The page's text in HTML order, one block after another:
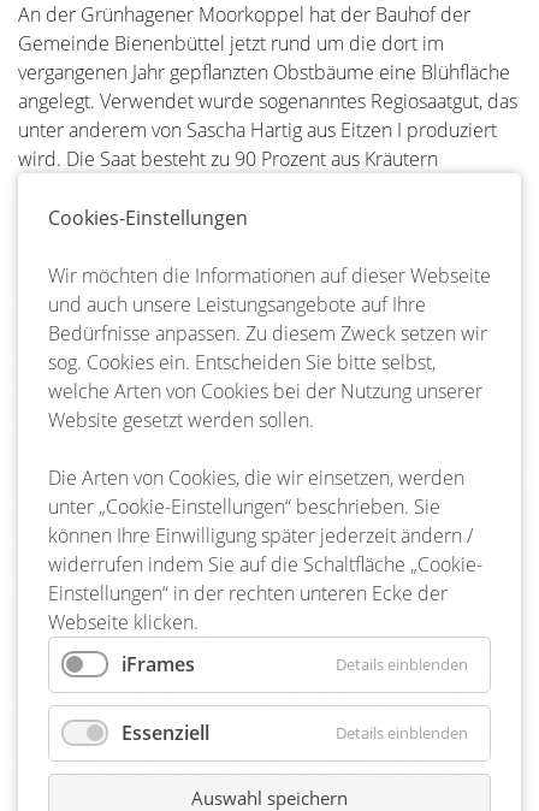
An der Grünhagener Moorkoppel hat der Bauhof der
Gemeinde Bienenbüttel jetzt rund um die dort im
vergangenen Jahr gepflanzten Obstbäume eine Blühfläche
angelegt. Verwendet wurde sogenanntes Regiosaatgut, das
unter anderem von Sascha Hartig aus Eitzen I produziert
wird. Die Saat besteht zu 90 Prozent aus Kräutern
und zu zehn Prozent aus Gräsern. Sie soll zum Schutz und
Die Bewässerung und Pflege der Blühfläche übernimmt
die Dorfgemeinschaft. Für die freut sich deren
Ortsvorsteher Andreas Feige freut sich für über „ein
weiteres ,grünes Fleckchen‘ in Grünhagen, das nicht nur
eine Obstwiese darstellt, sondern durch die gute
Saatenauswahl eine noch höhere Aufwertung für diese
Bienenbüttels Bürgermeister Dr. Merlin Franke bei allen an
der Förderung und Unterstützung beteiligten Stellen und
Ämtern.
Wie bereits beim Obstbaum-Pflanzprojekt übernimmt die
NaturschutzStiftung des Landkreises Uelzen im Rahmen
ihres „Kommunalen Aktionsprogrammes Insekten- und
Naturschutz“ 90 Prozent der Kosten für das Regiosaatgut,
die übrigen zehn Prozent trägt die Einheitsgemeinde
Bienenbüttel. Sechs Kilogramm Saatgut hat Arne Viebrock
von der Gemeindeverwaltung bestellt. Damit können etwa
1.500 Quadratmeter Blühfläche gesät werden.
Cookies-Einstellungen
Wir möchten die Informationen auf dieser Webseite
und auch unsere Leistungsangebote auf Ihre
Bedürfnisse anpassen. Zu diesem Zweck setzen wir
sog. Cookies ein. Entscheiden Sie bitte selbst,
welche Arten von Cookies bei der Nutzung unserer
Website gesetzt werden sollen.
Die Arten von Cookies, die wir einsetzen, werden
unter „Cookie-Einstellungen“ beschrieben. Sie
können Ihre Einwilligung später jederzeit ändern /
widerrufen indem Sie auf die Schaltfläche „Cookie-
Einstellungen“ in der rechten unteren Ecke der
Webseite klicken.
iFrames
Details einblenden
Essenziell Details einblenden
Auswahl speichern